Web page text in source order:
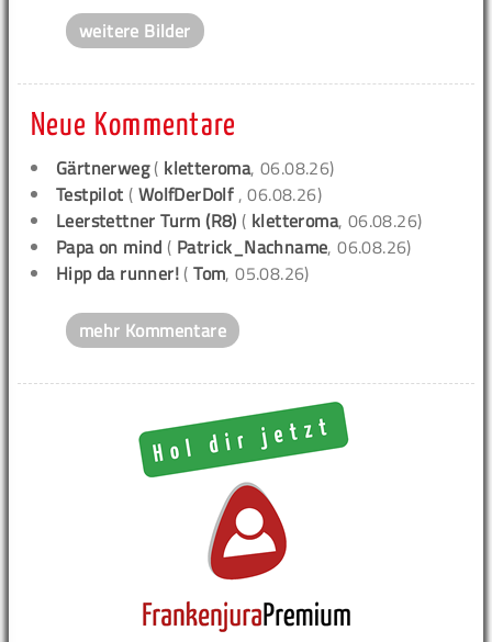
weitere Bilder
Neue Kommentare
Gärtnerweg( kletteroma, 06.08.26)
Testpilot ( WolfDerDolf , 06.08.26)
Leerstettner Turm (R8) ( kletteroma, 06.08.26)
Papa on mind ( Patrick_Nachname, 06.08.26)
Hipp da runner! (Tom, 05.08.26)
mehr Kommentare